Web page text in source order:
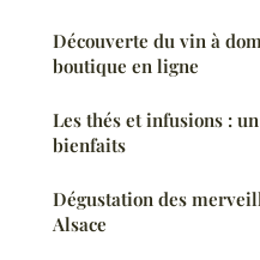
Découverte du vin à
boutique en ligne
Les thés et infusions :
bienfaits
Dégustation des
Alsace